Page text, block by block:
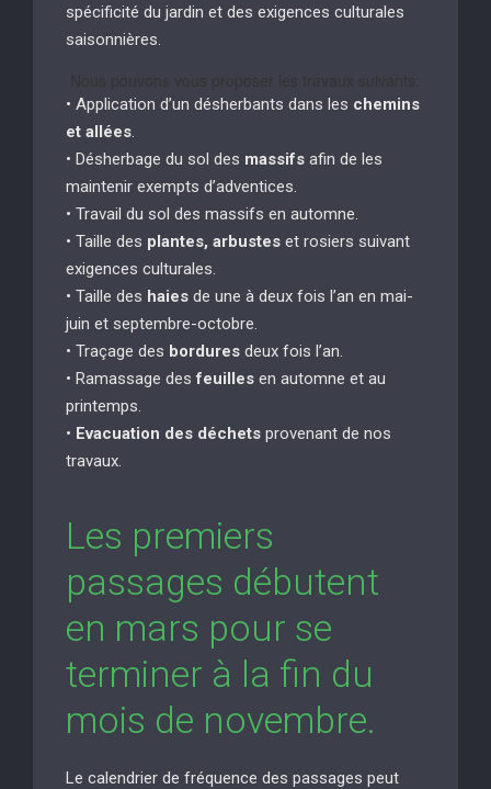
spécificité du jardin et des exigences culturales
saisonnières.
• Application d’un désherbants dans les chemins
et allées
• Désherbage du sol des massifs afin de les
maintenir exempts d’adventices.
• Travail du sol des massifs en automne.
• Taille des plantes, arbustes et rosiers suivant
exigences culturales.
• Taille des haies de une à deux fois l’an en mai-
juin et septembre-octobre.
• Traçage des bordures deux fois l’an.
• Ramassage desfeuilles en automne et au
printemps.
• Evacuation des déchets provenant de nos
travaux.
Les premiers
passages débutent
en mars pour se
terminer à la fin du
mois de novembre.
Le calendrier de fréquence des passages peut